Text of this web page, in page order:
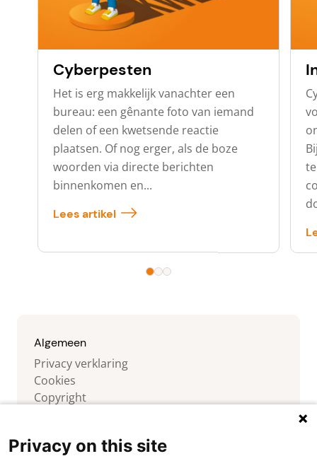
Cyberpesten
Het is erg makkelijk vanachter een
bureau: een gênante foto van iemand
delen of een kwetsende reactie
plaatsen. Of nog erger, als de boze
woorden via directe berichten
binnenkomen en...
Lees artikel
Algemeen
Privacy verklaring
Cookies
Copyright
Privacy on this site